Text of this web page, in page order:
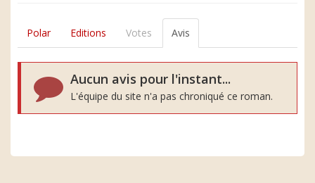
Polar Editions Votes Avis
Aucun avis pour l'instant...
L'équipe du site n'a pas chroniqué ce roman.